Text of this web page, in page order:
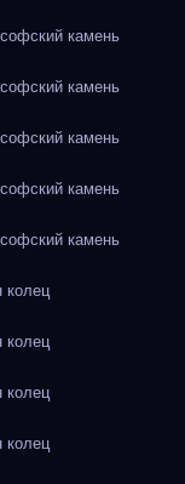
камень
камень
камень
камень
камень
колец
колец
колец
колец